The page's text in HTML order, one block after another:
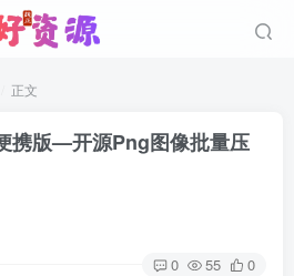
正文
携版—开源Png图像批量压
0 55 0